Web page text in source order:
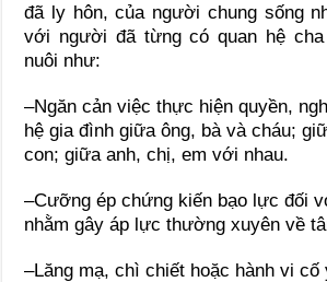
đã ly hôn, của người chung sống
với người đã từng có quan hệ
nuôi như:
–Ngăn cản việc thực hiện quyền,
hệ gia đình giữa ông, bà và cháu;
con; giữa anh, chị, em với nhau.
–Cưỡng ép chứng kiến bạo lực đối
nhằm gây áp lực thường xuyên về
–Lăng mạ, chì chiết hoặc hành vi cố